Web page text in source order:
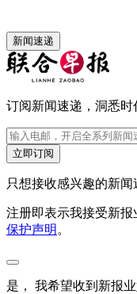
新闻速递
订阅新闻速递，洞悉时
立即订阅
只想接收感兴趣的新闻
注册即表示我接受新
保护声明 。
是， 我希望收到新报